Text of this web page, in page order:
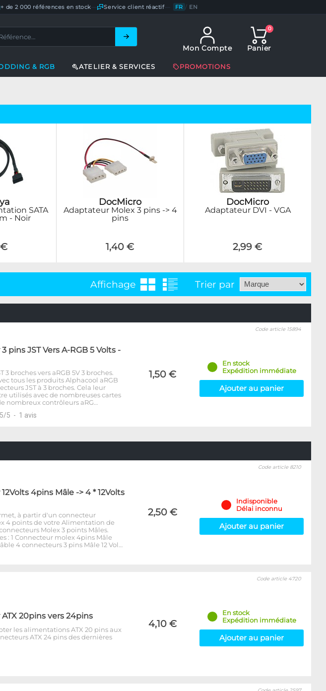
+ de 2 000 références en stock Service client réactif— FR / EN
Mon Compte
0
Panier
& RGB ATELIER & SERVICES PROMOTIONS
SATA
- Noir
DocMicro
Adaptateur Molex 3 pins -> 4
pins
1,40 €
DocMicro
Adaptateur DVI - VGA
2,99 €
Affichage Trier par
pins JST Vers A-RGB 5 Volts -
3 broches vers aRGB 5V 3 broches.
tous les produits Alphacool aRGB
JST à 3 broches. Cela leur
utilisés avec de nombreuses cartes
nombreux contrôleurs aRG…
5/5 - 1 avis
1,50 €
Code article 15894
En stock
Expédition immédiate
Ajouter au panier
4pins Mâle -> 4 * 12Volts
à partir d'un connecteur
4 points de votre Alimentation de
Molex 3 points Mâles.
: 1 Connecteur molex 4pins Mâle
4 connecteurs 3 pins Mâle 12 Vol…
2,50 €
Code article 8210
Indisponible
Délai inconnu
Ajouter au panier
20pins vers 24pins
les alimentations ATX 20 pins aux
ATX 24 pins des dernières
4,10 €
Code article 4720
En stock
Expédition immédiate
Ajouter au panier